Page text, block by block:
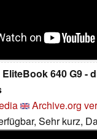
640 G9 -
Archive.org
Sehr kurz,